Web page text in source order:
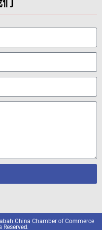
China Chamber of Commerce
Reserved.